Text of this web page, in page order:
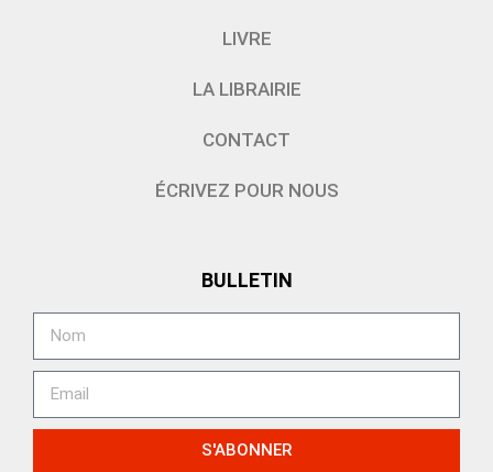
LIVRE
LA LIBRAIRIE
CONTACT
ÉCRIVEZ POUR NOUS
BULLETIN
S'ABONNER